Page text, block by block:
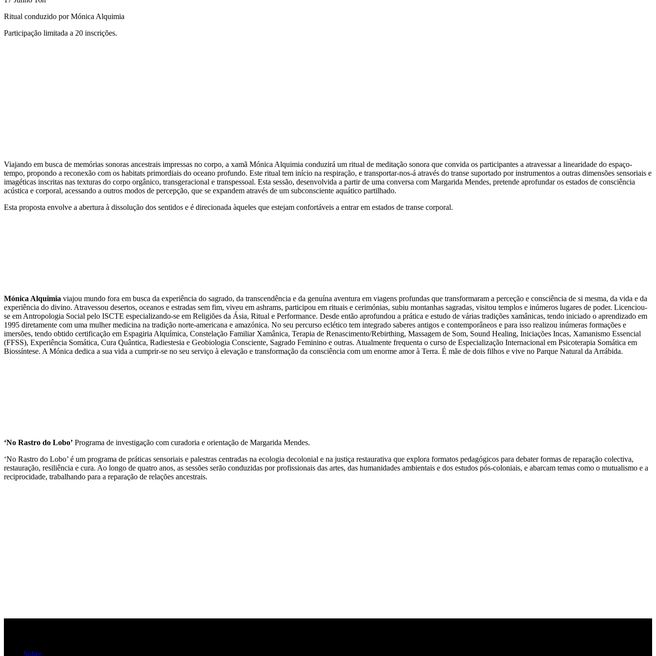
Ritual conduzido por Mónica Alquimia
Participação limitada a 20 inscrições.
Viajando em busca de memórias sonoras ancestrais impressas no corpo, a xamã Mónica Alquimia conduzirá um ritual de meditação sonora que convida os participantes a atravessar a linearidade do espaço-
tempo, propondo a reconexão com os habitats primordiais do oceano profundo. Este ritual tem início na respiração, e transportar-nos-á através do transe suportado por instrumentos a outras dimensões sensoriais e
imagéticas inscritas nas texturas do corpo orgânico, transgeracional e transpessoal. Esta sessão, desenvolvida a partir de uma conversa com Margarida Mendes, pretende aprofundar os estados de consciência
acústica e corporal, acessando a outros modos de percepção, que se expandem através de um subconsciente aquático partilhado.
Esta proposta envolve a abertura à dissolução dos sentidos e é direcionada àqueles que estejam confortáveis a entrar em estados de transe corporal.
Mónica Alquimia viajou mundo fora em busca da experiência do sagrado, da transcendência e da genuína aventura em viagens profundas que transformaram a perceção e consciência de si mesma, da vida e da
experiência do divino. Atravessou desertos, oceanos e estradas sem fim, viveu em ashrams, participou em rituais e cerimónias, subiu montanhas sagradas, visitou templos e inúmeros lugares de poder. Licenciou-
se em Antropologia Social pelo ISCTE especializando-se em Religiões da Ásia, Ritual e Performance. Desde então aprofundou a prática e estudo de várias tradições xamânicas, tendo iniciado o aprendizado em
1995 diretamente com uma mulher medicina na tradição norte-americana e amazónica. No seu percurso eclético tem integrado saberes antigos e contemporâneos e para isso realizou inúmeras formações e
imersões, tendo obtido certificação em Espagiria Alquímica, Constelação Familiar Xamânica, Terapia de Renascimento/Rebirthing, Massagem de Som, Sound Healing, Iniciações Incas, Xamanismo Essencial
(FFSS), Experiência Somática, Cura Quântica, Radiestesia e Geobiologia Consciente, Sagrado Feminino e outras. Atualmente frequenta o curso de Especialização Internacional em Psicoterapia Somática em
Biossíntese. A Mónica dedica a sua vida a cumprir-se no seu serviço à elevação e transformação da consciência com um enorme amor à Terra. É mãe de dois filhos e vive no Parque Natural da Arrábida.
‘No Rastro do Lobo’ Programa de investigação com curadoria e orientação de Margarida Mendes.
‘No Rastro do Lobo’ é um programa de práticas sensoriais e palestras centradas na ecologia decolonial e na justiça restaurativa que explora formatos pedagógicos para debater formas de reparação colectiva,
restauração, resiliência e cura. Ao longo de quatro anos, as sessões serão conduzidas por profissionais das artes, das humanidades ambientais e dos estudos pós-coloniais, e abarcam temas como o mutualismo e a
reciprocidade, trabalhando para a reparação de relações ancestrais.
Sobre